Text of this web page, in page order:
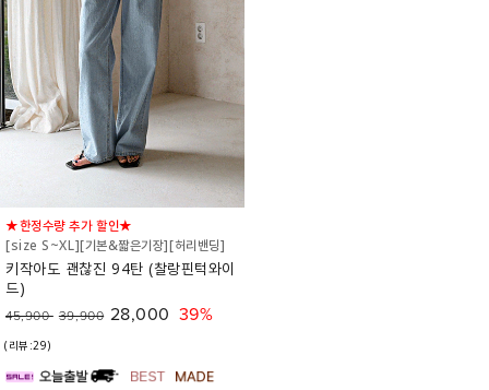
★한정수량 추가 할인★
[size S~XL][기본&짧은기장][허리밴딩]
키작아도 괜찮진 94탄 (찰랑핀턱와이
드)
45,900 39,900 28,000 39%
(리뷰:29)